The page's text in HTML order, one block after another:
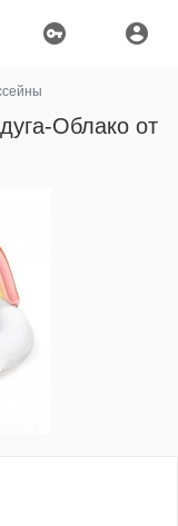
Облако от